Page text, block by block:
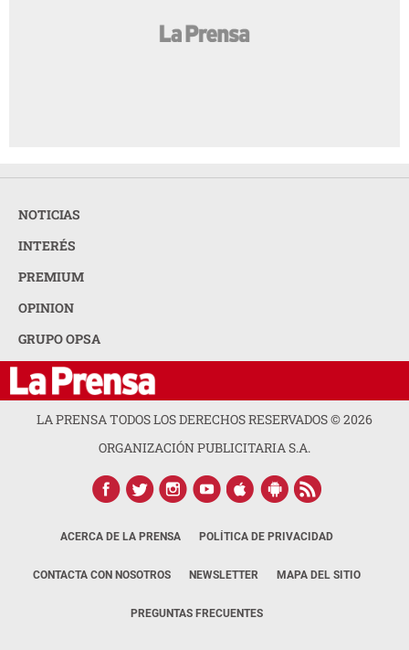
NOTICIAS
INTERÉS
PREMIUM
OPINION
GRUPO OPSA
LA PRENSA TODOS LOS DERECHOS RESERVADOS ©2026
ORGANIZACIÓN PUBLICITARIA S.A.
ACERCA DE LA PRENSA POLÍTICA DE PRIVACIDAD
CONTACTA CON NOSOTROS NEWSLETTER MAPA DEL SITIO
PREGUNTAS FRECUENTES